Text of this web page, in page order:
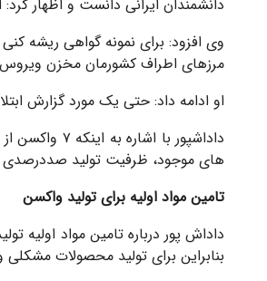
دانشمندان ایرانی دانست و اظهار
مرزهای اطراف کشورمان مخزن
او ادامه داد: حتی یک مورد گزارش ابتلا به فلج اطفال در
های موجود، ظرفیت تولید صددرصدی واکسن های دامی و ۷۰
تامین مواد اولیه برای تولید واکسن
بنابراین برای تولید محصولات مشکلی